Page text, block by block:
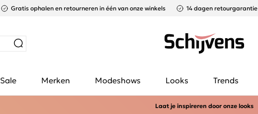
Gratis ophalen en retourneren in één van onze winkels 14 dagen retourgarantie
Sale Merken Modeshows Looks Trends
Laat je inspireren door onze looks